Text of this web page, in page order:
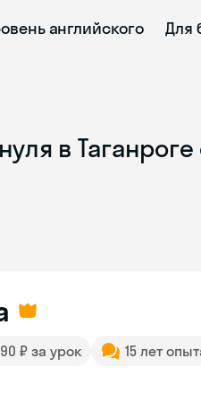
английского Для
в
₽ за урок 15 лет